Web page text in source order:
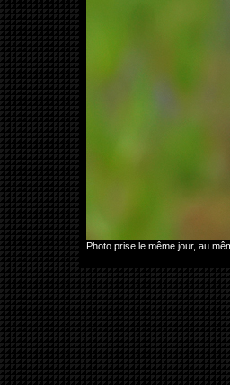
Photo prise le même jour, au